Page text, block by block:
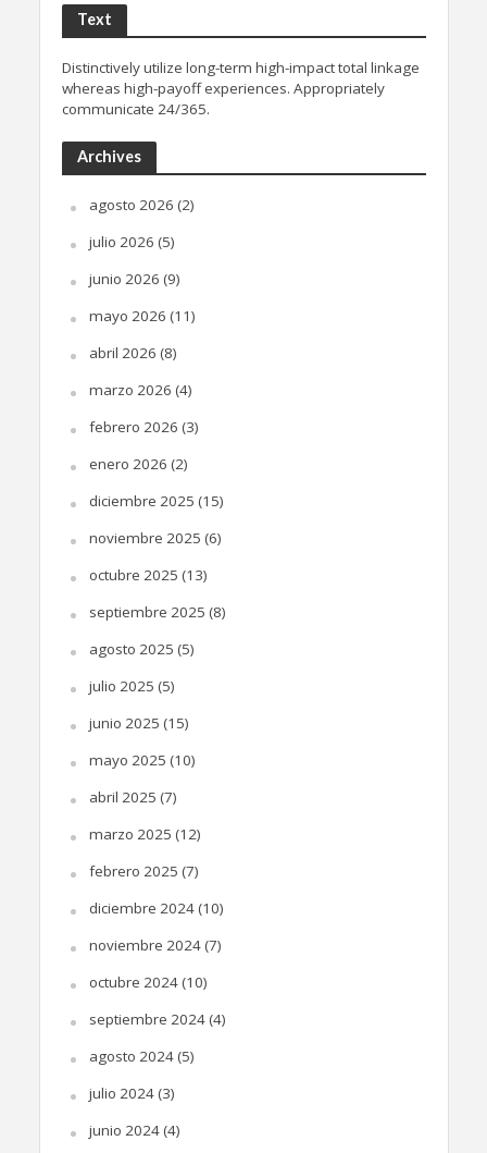
Text
Distinctively utilize long-term high-impact total linkage
whereas high-payoff experiences. Appropriately
communicate 24/365.
Archives
agosto 2026 (2)
julio 2026 (5)
junio 2026 (9)
mayo 2026 (11)
abril 2026 (8)
marzo 2026 (4)
febrero 2026 (3)
enero 2026 (2)
diciembre 2025 (15)
noviembre 2025 (6)
octubre 2025 (13)
septiembre 2025 (8)
agosto 2025 (5)
julio 2025 (5)
junio 2025 (15)
mayo 2025 (10)
abril 2025 (7)
marzo 2025 (12)
febrero 2025 (7)
diciembre 2024(10)
noviembre 2024(7)
octubre 2024(10)
septiembre 2024(4)
agosto 2024(5)
julio 2024(3)
junio 2024(4)